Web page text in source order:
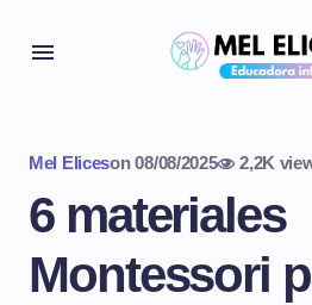
Mel Eliceson 08/08/2025 2,2K
6 materiales
Montessori